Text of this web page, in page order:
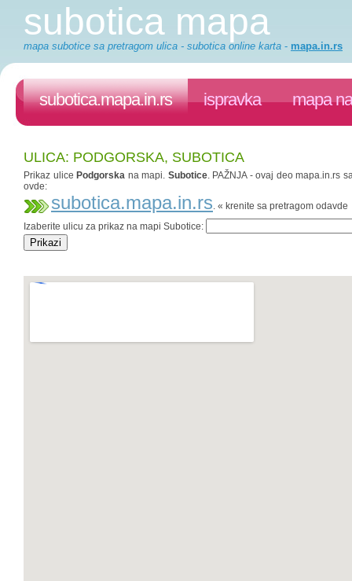
subotica mapa
mapa subotice sa pretragom ulica - subotica online karta - mapa.in.rs
subotica.mapa.in.rs ispravka mapa
ULICA: PODGORSKA, SUBOTICA
Prikaz ulice Podgorska na mapi. Subotice. PAŽNJA - ovaj deo mapa.in.rs
ovde:
subotica.mapa.in.rs. « krenite sa pretragom odavde
Izaberite ulicu za prikaz na mapi Subotice: